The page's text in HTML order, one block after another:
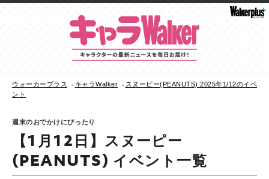
ウォーカープラス キャラWalker
スヌーピー(PEANUTS) 2025年1/12のイベ
ント
週末のおでかけにぴったり
【1月12日】スヌーピー
(PEANUTS) イベント一覧